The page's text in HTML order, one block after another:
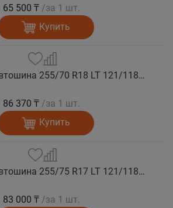
65 500 ₸ /за 1 шт.
Купить
COMFORSER Автошина 255/70 R18 LT 121/118Q CF1100 RWL 10PR лето
86 370 ₸ /за 1 шт.
Купить
COMFORSER Автошина 255/75 R17 LT 121/118S CF1100 10PR OWL лето
83 000 ₸ /за 1 шт.